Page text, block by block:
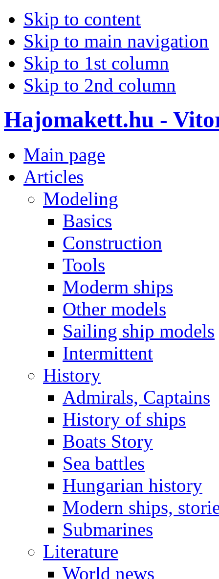
Skip to content
Skip to main navigation
Skip to 1st column
Skip to 2nd column
Hajomakett.hu -
Main page
Articles
Modeling
Basics
Construction
Tools
Moderm ships
Other models
Sailing ship models
Intermittent
History
Admirals, Captains
History of ships
Boats Story
Sea battles
Hungarian history
Modern ships,
Submarines
Literature
World news